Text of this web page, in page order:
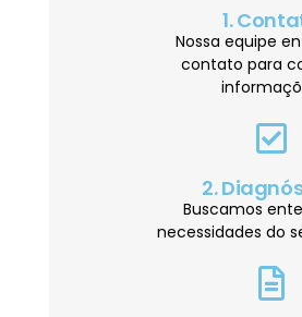
1.
Nossa equipe
contato para
2.
Buscamos
necessidades do